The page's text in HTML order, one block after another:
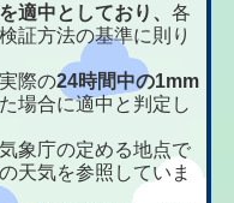
適中としており、各
証方法の基準に則り
際の24時間中の1mm
場合に適中と判定し
象庁の定める地点で
の天気を参照していま